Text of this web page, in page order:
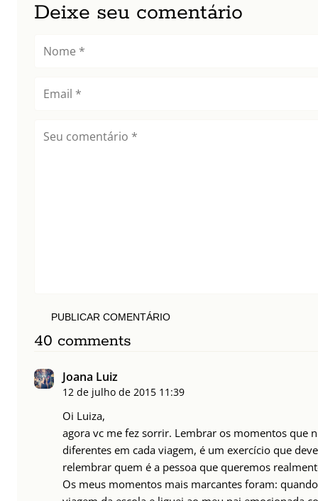
Deixe seu comentário
PUBLICAR COMENTÁRIO
40 comments
Joana Luiz
12 de julho de 2015 11:39
Oi Luiza,
agora vc me fez sorrir. Lembrar os momentos que
diferentes em cada viagem, é um exercício que
relembrar quem é a pessoa que queremos
Os meus momentos mais marcantes foram: